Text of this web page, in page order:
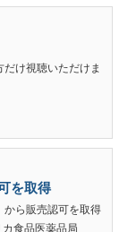
け視聴いただけま
を取得
から販売認可を取得
食品医薬品局